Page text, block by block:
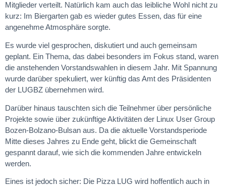
Mitglieder verteilt. Natürlich kam auch das leibliche Wohl nicht zu
kurz: Im Biergarten gab es wieder gutes Essen, das für eine
angenehme Atmosphäre sorgte.
Es wurde viel gesprochen, diskutiert und auch gemeinsam
geplant. Ein Thema, das dabei besonders im Fokus stand, waren
die anstehenden Vorstandswahlen in diesem Jahr. Mit Spannung
wurde darüber spekuliert, wer künftig das Amt des Präsidenten
der LUGBZ übernehmen wird.
Darüber hinaus tauschten sich die Teilnehmer über persönliche
Projekte sowie über zukünftige Aktivitäten der Linux User Group
Bozen-Bolzano-Bulsan aus. Da die aktuelle Vorstandsperiode
Mitte dieses Jahres zu Ende geht, blickt die Gemeinschaft
gespannt darauf, wie sich die kommenden Jahre entwickeln
werden.
Eines ist jedoch sicher: Die Pizza LUG wird hoffentlich auch in